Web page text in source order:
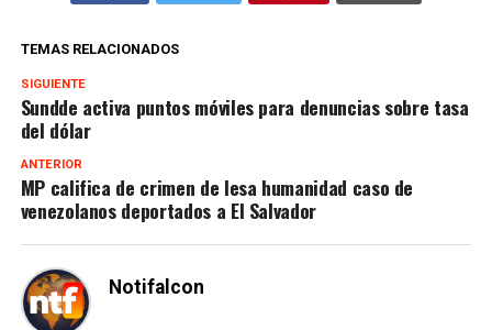
TEMAS RELACIONADOS
SIGUIENTE
Sundde activa puntos móviles para denuncias sobre tasa
del dólar
ANTERIOR
MP califica de crimen de lesa humanidad caso de
venezolanos deportados a El Salvador
Notifalcon